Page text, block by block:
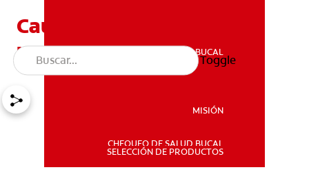
SALUD BUCAL
SALUD BUCAL
MISIÓN
CHEQUEO DE SALUD BUCAL
SELECCIÓN DE PRODUCTOS
Toggle
Causas y tratamiento de
una fractura mandibular